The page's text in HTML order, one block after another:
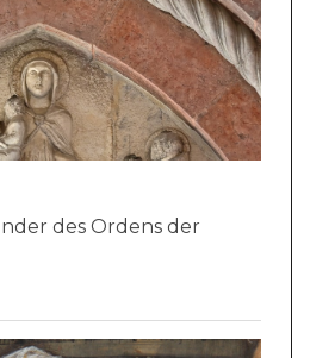
des Ordens der